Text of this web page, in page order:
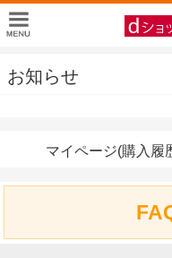
お知らせ
マイページ(購入履